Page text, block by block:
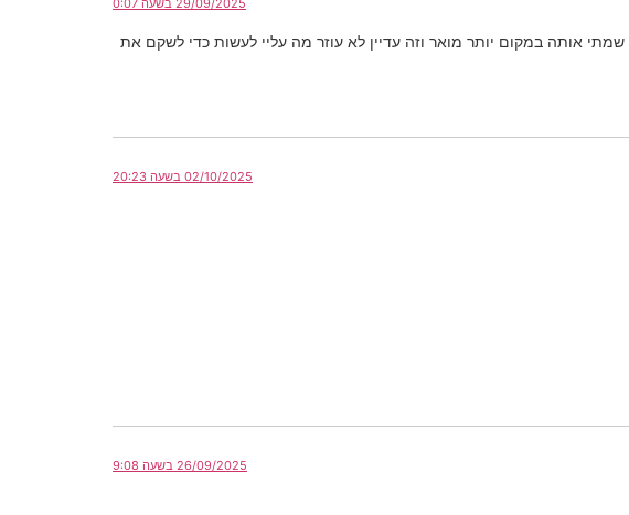
29/09/2025 בשעה 0:07
אותה במקום יותר מואר וזה עדיין לא עוזר מה עליי לעשות כדי לשקם את
02/10/2025 בשעה 20:23
26/09/2025 בשעה 9:08